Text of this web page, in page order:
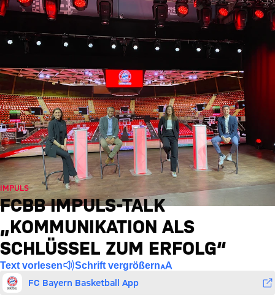
IMPULS
FCBB IMPULS-TALK
„KOMMUNIKATION ALS
SCHLÜSSEL ZUM ERFOLG“
Text vorlesen Schrift vergrößern
FC Bayern Basketball App